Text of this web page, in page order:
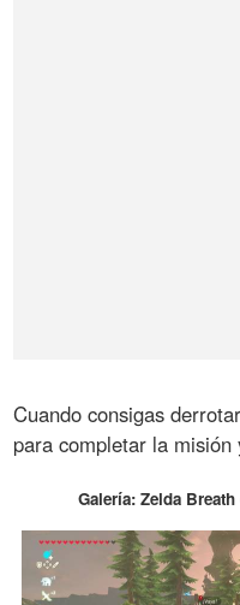
Cuando consigas
para completar la
Galería: Zelda